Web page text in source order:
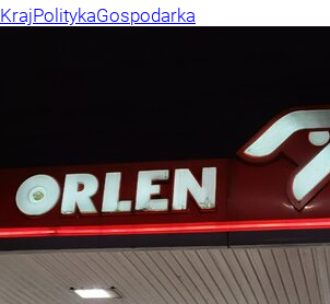
KrajPolitykaGospodarka